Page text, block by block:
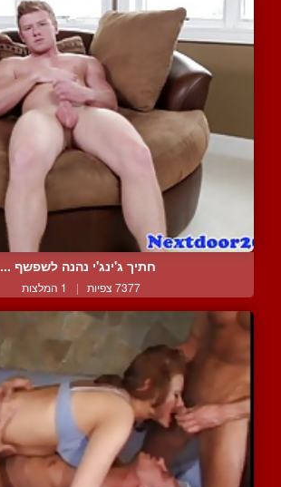
חתיך ג'ינג'י נהנה לשפשף ...
7377 צפיות | 1 המלצות